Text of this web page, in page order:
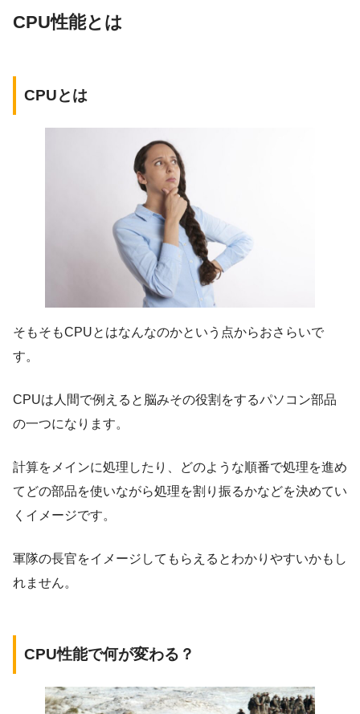
CPU性能とは
CPUとは
そもそもCPUとはなんなのかという点からおさらいで
す。
CPUは人間で例えると脳みその役割をするパソコン部品
の一つになります。
計算をメインに処理したり、どのような順番で処理を進め
てどの部品を使いながら処理を割り振るかなどを決めてい
くイメージです。
軍隊の長官をイメージしてもらえるとわかりやすいかもし
れません。
CPU性能で何が変わる？